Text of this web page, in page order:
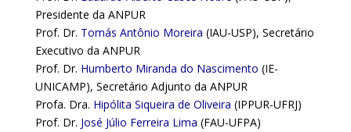
Presidente da ANPUR
Prof. Dr. Tomás Antônio Moreira (IAU-USP), Secretário
Executivo da ANPUR
Prof. Dr. Humberto Miranda do Nascimento (IE-
UNICAMP), Secretário Adjunto da ANPUR
Profa. Dra. Hipólita Siqueira de Oliveira (IPPUR-UFRJ)
Prof. Dr. José Júlio Ferreira Lima (FAU-UFPA)